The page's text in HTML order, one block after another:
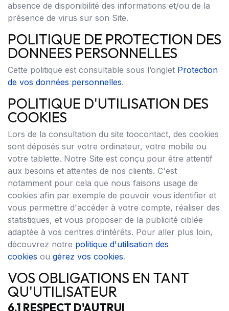
absence de disponibilité des informations et/ou de la
présence de virus sur son Site.
POLITIQUE DE PROTECTION DES
DONNEES PERSONNELLES
Cette politique est consultable sous l’onglet Protection
de vos données personnelles.
POLITIQUE D'UTILISATION DES
COOKIES
Lors de la consultation du site toocontact, des cookies
sont déposés sur votre ordinateur, votre mobile ou
votre tablette. Notre Site est conçu pour être attentif
aux besoins et attentes de nos clients. C'est
notamment pour cela que nous faisons usage de
cookies afin par exemple de pouvoir vous identifier et
vous permettre d'accéder à votre compte, réaliser des
statistiques, et vous proposer de la publicité ciblée
adaptée à vos centres d’intérêts. Pour aller plus loin,
découvrez notre politique d'utilisation des
cookies ou gérez vos cookies.
VOS OBLIGATIONS EN TANT
QU'UTILISATEUR
6.1 RESPECT D'AUTRUI